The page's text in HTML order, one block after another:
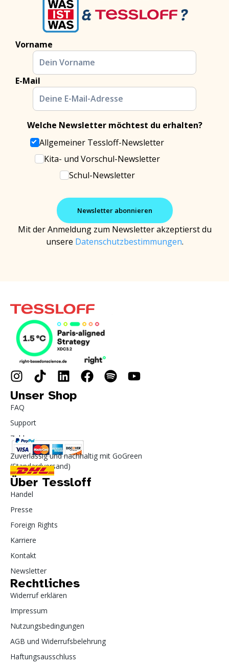
Vorname
E-Mail
Welche Newsletter möchtest du erhalten?
Allgemeiner Tessloff-Newsletter
Kita- und Vorschul-Newsletter
Schul-Newsletter
Mit der Anmeldung zum Newsletter akzeptierst du
unsere Datenschutzbestimmungen.
Unser Shop
FAQ
Support
Zahlung
Zuverlässig und nachhaltig mit GoGreen
(Standardversand)
Über Tessloff
Handel
Presse
Foreign Rights
Karriere
Kontakt
Newsletter
Rechtliches
Widerruf erklären
Impressum
Nutzungsbedingungen
AGB und Widerrufsbelehrung
Haftungsausschluss